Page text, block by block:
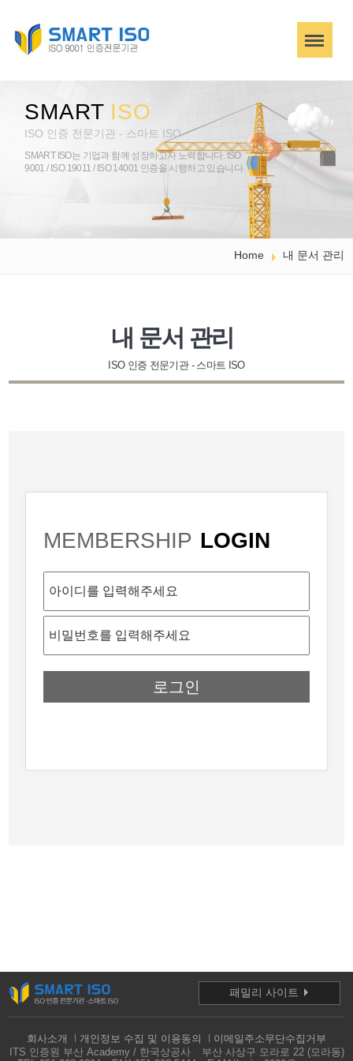
SMART ISO
ISO 인증 전문기관 - 스마트 ISO
SMART ISO는 기업과 함께 성장하고자 노력합니다. ISO
9001 / ISO 19011 / ISO 14001 인증을 시행하고 있습니다.
Home 내 문서 관리
내 문서 관리
ISO 인증 전문기관 - 스마트 ISO
MEMBERSHIP LOGIN
로그인
회사소개 개인정보 수집 및 이용동의
이메일주소무단수집거부
ITS 인증원 부산 Academy / 한국상공사
부산 사상구 모라로 22 (모라동)
패밀리 사이트